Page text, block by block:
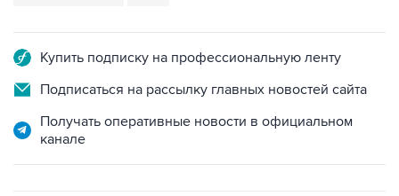
Подписаться на рассылку главных новостей сайта
Получать оперативные новости в официальном